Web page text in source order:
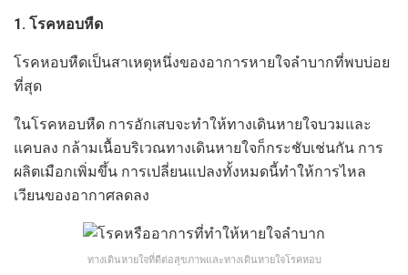
1. โรคหอบหืด
โรคหอบหืดเป็นสาเหตุหนึ่งของอาการหายใจลำบากที่พบบ่อย
ที่สุด
ในโรคหอบหืด การอักเสบจะทำให้ทางเดินหายใจบวมและ
แคบลง กล้ามเนื้อบริเวณทางเดินหายใจก็กระชับเช่นกัน การ
ผลิตเมือกเพิ่มขึ้น การเปลี่ยนแปลงทั้งหมดนี้ทำให้การไหล
เวียนของอากาศลดลง
ทางเดินหายใจที่ดีต่อสุขภาพและทางเดินหายใจโรคหอบ